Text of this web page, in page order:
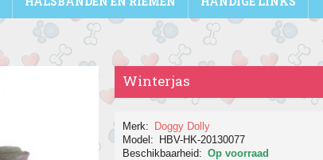
Winterjas
Merk:
Doggy Dolly
Model:
HBV-HK-20130077
Beschikbaarheid: Op voorraad